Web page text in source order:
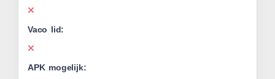
Vaco lid:
APK mogelijk: